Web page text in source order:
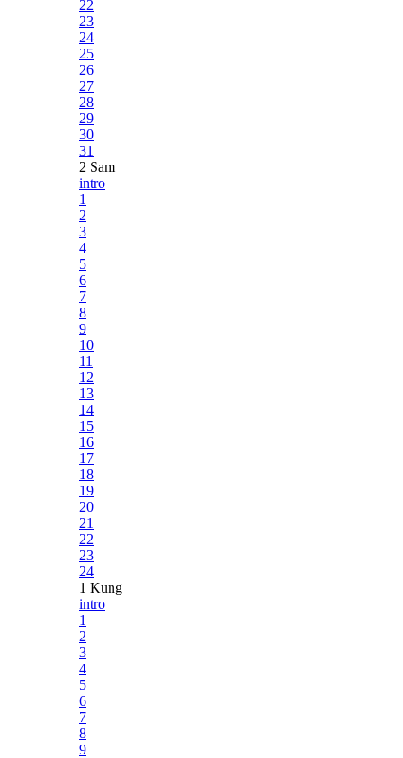
22
23
24
25
26
27
28
29
30
31
2 Sam
intro
1
2
3
4
5
6
7
8
9
10
11
12
13
14
15
16
17
18
19
20
21
22
23
24
1 Kung
intro
1
2
3
4
5
6
7
8
9